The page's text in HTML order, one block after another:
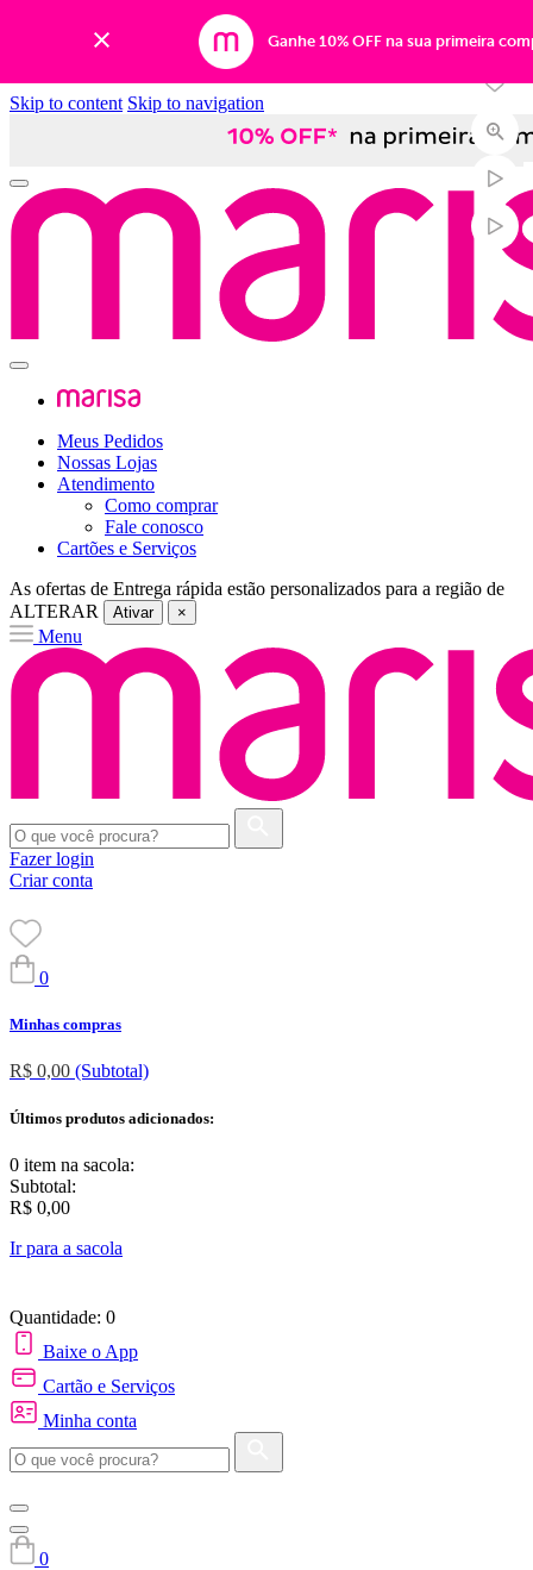
Ganhe 10% OFF na sua primeira
Skip to content Skip to navigation
Meus Pedidos
Nossas Lojas
Atendimento
Como comprar
Fale conosco
Cartões e Serviços
As ofertas de Entrega rápida estão personalizados para a região de
ALTERAR
Ativar ×
Menu
Fazer login
Criar conta
0
Minhas compras
R$ 0,00 (Subtotal)
Últimos produtos adicionados:
0 item na sacola:
Subtotal:
R$ 0,00
Ir para a sacola
Quantidade: 0
Baixe o App
Cartão e Serviços
Minha conta
0